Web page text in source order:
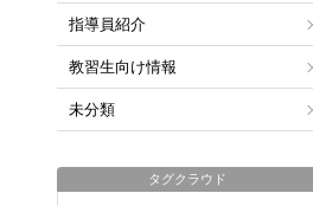
指導員紹介
教習生向け情報
未分類
タグクラウド